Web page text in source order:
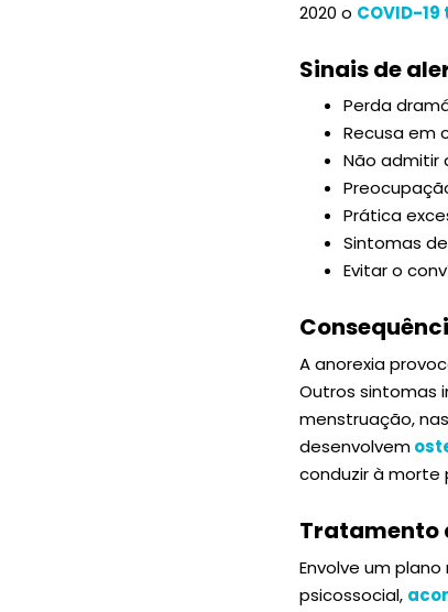
2020 o COVID-
Sinais de
Perda
Recusa em
Não admitir
Prática
Sintomas
Evitar o
A anorexia
Outros sintomas
menstruação,
desenvolvem
conduzir à morte
Tratamento
Envolve um
psicossocial,